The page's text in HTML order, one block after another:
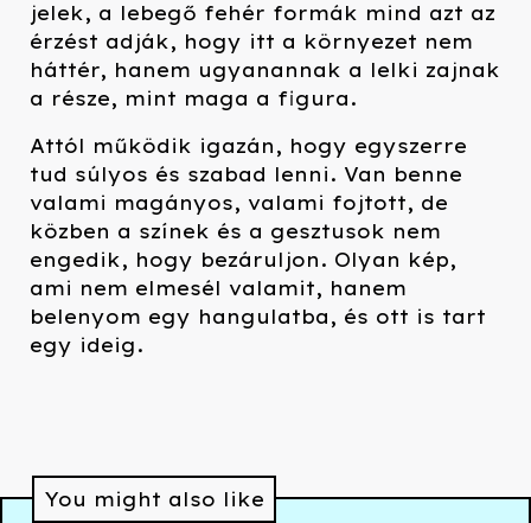
jelek, a lebegő fehér formák mind azt az
érzést adják, hogy itt a környezet nem
háttér, hanem ugyanannak a lelki zajnak
a része, mint maga a figura.
Attól működik igazán, hogy egyszerre
tud súlyos és szabad lenni. Van benne
valami magányos, valami fojtott, de
közben a színek és a gesztusok nem
engedik, hogy bezáruljon. Olyan kép,
ami nem elmesél valamit, hanem
belenyom egy hangulatba, és ott is tart
egy ideig.
You might also like